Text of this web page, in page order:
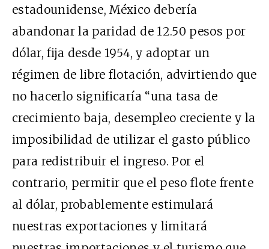
estadounidense, México debería
abandonar la paridad de 12.50 pesos por
dólar, fija desde 1954, y adoptar un
régimen de libre flotación, advirtiendo que
no hacerlo significaría “una tasa de
crecimiento baja, desempleo creciente y la
imposibilidad de utilizar el gasto público
para redistribuir el ingreso. Por el
contrario, permitir que el peso flote frente
al dólar, probablemente estimulará
nuestras exportaciones y limitará